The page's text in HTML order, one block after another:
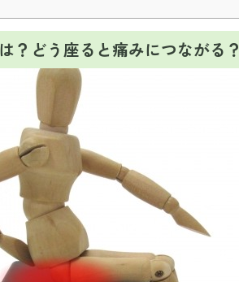
？どう座ると痛みにつながる？